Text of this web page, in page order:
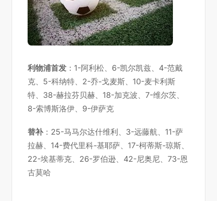
利物浦首发 ：1-阿利松、6-凯尔凯兹、4-范戴
克、5-科纳特、2-乔-戈麦斯、10-麦卡利斯
特、38-赫拉芬贝赫、18-加克波、7-维尔茨、
8-索博斯洛伊、9-伊萨克
替补：25-马马尔达什维利、3-远藤航、11-萨
拉赫、14-费代里科-基耶萨、17-柯蒂斯-琼斯、
22-埃基蒂克、26-罗伯逊、42-尼奥尼、73-恩
古莫哈